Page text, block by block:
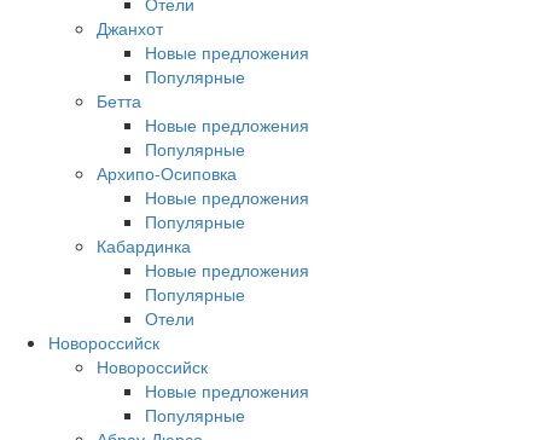
Джанхот
Новые предложения
Популярные
Бетта
Новые предложения
Популярные
Архипо-Осиповка
Новые предложения
Популярные
Кабардинка
Новые предложения
Популярные
Отели
Новороссийск
Новороссийск
Новые предложения
Популярные